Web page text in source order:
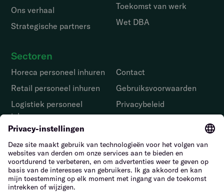
Ons verhaal
Strategische partners
Sectoren
Horeca personeel inhuren
Retail personeel inhuren
Logistiek personeel
inhuren
Facilitair personeel
inhuren
Tuinbouw personeel
inhuren
Bouwpersoneel inhuren
Toekomst van werk
Wet DBA
Contact
Gebruiks­voorwaarden
Privacybeleid